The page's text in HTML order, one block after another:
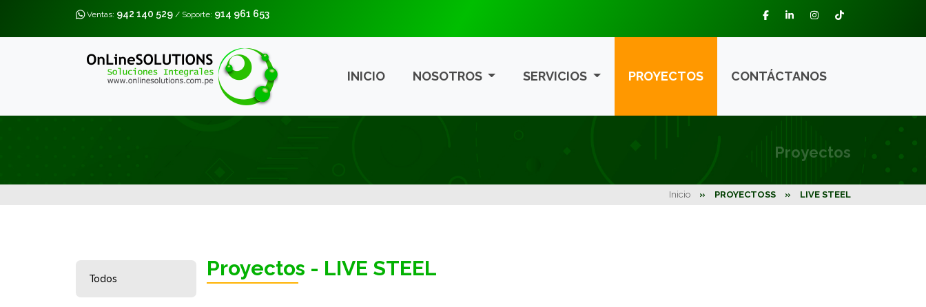
Ventas: 942 140 529/ Soporte: 914 961 653
INICIO NOSOTROS SERVICIOS PROYECTOS CONTÁCTANOS
Proyectos
Inicio » PROYECTOSS » LIVE STEEL
Todos Proyectos - LIVE STEEL